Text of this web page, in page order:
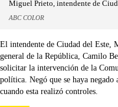
Miguel Prieto, intendente de
ABC COLOR
El intendente de Ciudad del Este,
general de la República, Camilo
solicitar la intervención de la
política. Negó que se haya
cuando esta realizó controles.